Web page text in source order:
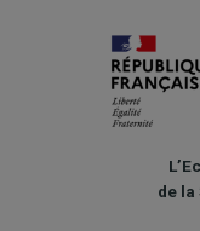
de la